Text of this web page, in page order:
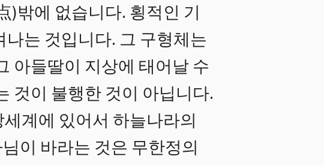
)밖에 없습니다. 횡적인 기
는 것입니다. 그 구형체는
아들딸이 지상에 태어날 수
것이 불행한 것이 아닙니다.
계에 있어서 하늘나라의
이 바라는 것은 무한정의